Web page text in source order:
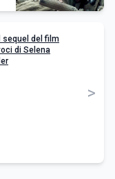
sequel del film
di Selena
>